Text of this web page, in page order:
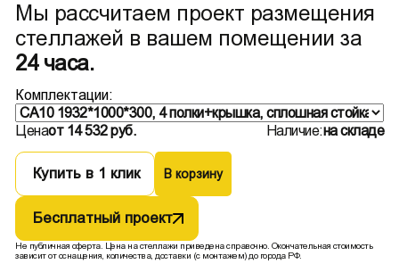
Мы рассчитаем проект размещения
стеллажей в вашем помещении за
24 часа.
Комплектации:
Ценаот 14 532 руб. Наличие:на складе
Купить в 1 клик В корзину
Бесплатный проект
Не публичная оферта. Цена на стеллажи приведена справочно. Окончательная стоимость
зависит от оснащения, количества, доставки (с монтажем) до города РФ.